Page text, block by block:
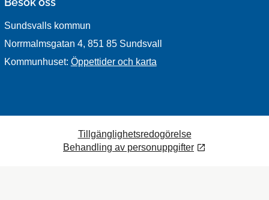
Sundsvalls kommun
Norrmalmsgatan 4, 851 85 Sundsvall
Kommunhuset: Öppettider och karta
Tillgänglighetsredogörelse
Behandling av personuppgifter